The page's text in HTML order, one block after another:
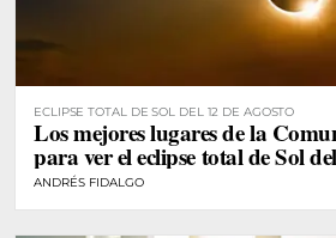
ECLIPSE TOTAL DE SOL DEL 12 DE AGOSTO
Los mejores lugares de la
para ver el eclipse total de Sol
ANDRÉS FIDALGO